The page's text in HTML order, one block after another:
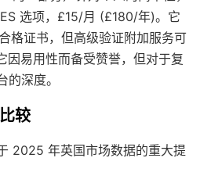
选项，£15/月 (£180/年)。它
格证书，但高级验证附加服务可
易用性而备受赞誉，但对于复
深度。
较
2025 年英国市场数据的重大提